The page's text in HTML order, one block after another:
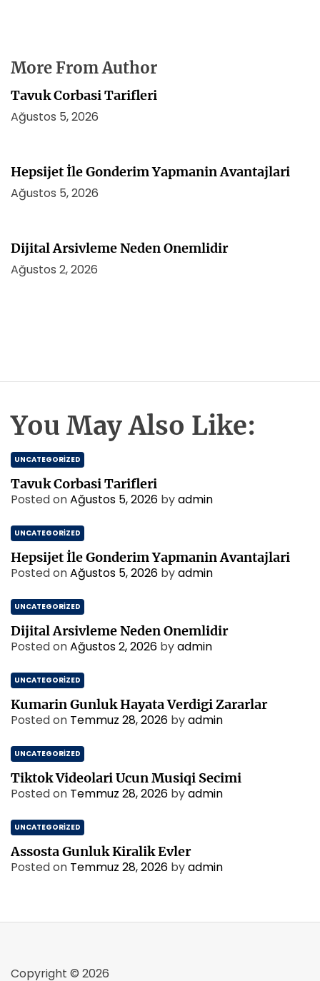
More From Author
Tavuk Corbasi Tarifleri
Ağustos 5, 2026
Hepsijet İle Gonderim Yapmanin Avantajlari
Ağustos 5, 2026
Dijital Arsivleme Neden Onemlidir
Ağustos 2, 2026
You May Also Like:
UNCATEGORIZED
Tavuk Corbasi Tarifleri
Posted onAğustos 5, 2026 byadmin
UNCATEGORIZED
Hepsijet İle Gonderim Yapmanin Avantajlari
Posted onAğustos 5, 2026 byadmin
UNCATEGORIZED
Dijital Arsivleme Neden Onemlidir
Posted onAğustos 2, 2026 byadmin
UNCATEGORIZED
Kumarin Gunluk Hayata Verdigi Zararlar
Posted on Temmuz 28, 2026 byadmin
UNCATEGORIZED
Tiktok Videolari Ucun Musiqi Secimi
Posted on Temmuz 28, 2026 byadmin
UNCATEGORIZED
Assosta Gunluk Kiralik Evler
Posted on Temmuz 28, 2026 byadmin
Copyright © 2026